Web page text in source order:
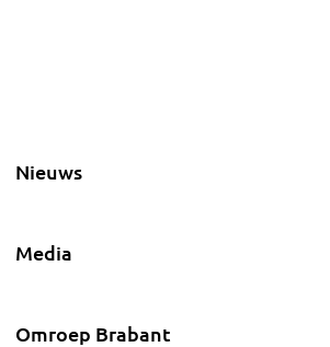
Nieuws
Media
Omroep Brabant